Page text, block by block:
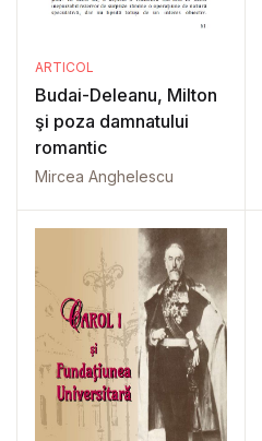
ARTICOL
Budai-Deleanu, Milton
şi poza damnatului
romantic
Mircea Anghelescu